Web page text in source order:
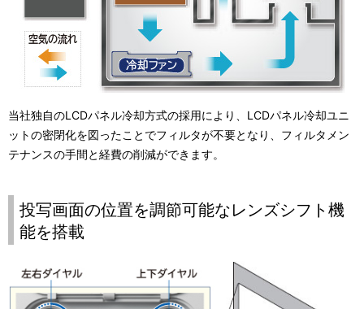
当社独自のLCDパネル冷却方式の採用により、LCDパネル冷却ユニ
ットの密閉化を図ったことでフィルタが不要となり、フィルタメン
テナンスの手間と経費の削減ができます。
投写画面の位置を調節可能なレンズシフト機
能を搭載